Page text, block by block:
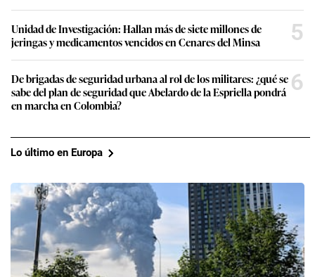
Unidad de Investigación: Hallan más de siete millones de
jeringas y medicamentos vencidos en Cenares del Minsa
5
De brigadas de seguridad urbana al rol de los militares: ¿qué se
sabe del plan de seguridad que Abelardo de la Espriella pondrá
en marcha en Colombia?
6
Lo último en Europa